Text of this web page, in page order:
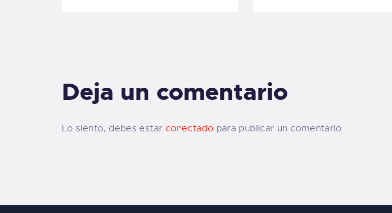
Deja un comentario
Lo siento, debes estar conectado para publicar un comentario.